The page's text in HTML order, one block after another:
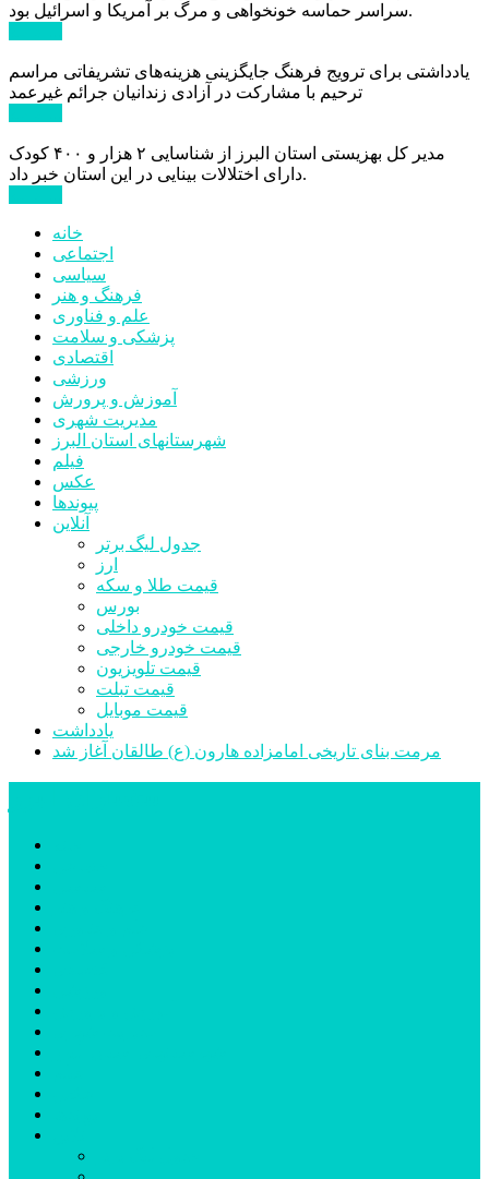
سراسر حماسه خونخواهی و مرگ بر آمریکا و اسرائیل بود.
یادداشتی برای ترویج فرهنگ جایگزینی هزینه‌های تشریفاتی مراسم
ترحیم با مشارکت در آزادی زندانیان جرائم غیرعمد
مدیر کل بهزیستی استان البرز از شناسایی ۲ هزار و ۴۰۰ کودک
دارای اختلالات بینایی در این استان خبر داد.
خانه
اجتماعی
سیاسی
فرهنگ و هنر
علم و فناوری
پزشکی و سلامت
اقتصادی
ورزشی
آموزش و پرورش
مدیریت شهری
شهرستانهای استان البرز
فیلم
عکس
پیوندها
آنلاین
جدول لیگ برتر
ارز
قیمت طلا و سکه
بورس
قیمت خودرو داخلی
قیمت خودرو خارجی
قیمت تلویزیون
قیمت تبلت
قیمت موبایل
یادداشت
مرمت بنای تاریخی امامزاده هارون (ع) طالقان آغاز شد